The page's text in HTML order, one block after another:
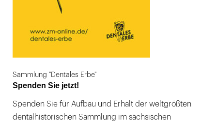
Sammlung "Dentales Erbe"
Spenden Sie jetzt!
Spenden Sie für Aufbau und Erhalt der weltgrößten
dentalhistorischen Sammlung im sächsischen